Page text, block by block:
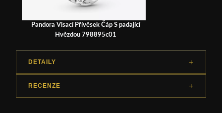
Pandora Visací Přívěsek Čáp S padající
Hvězdou 798895c01
DETAILY
RECENZE